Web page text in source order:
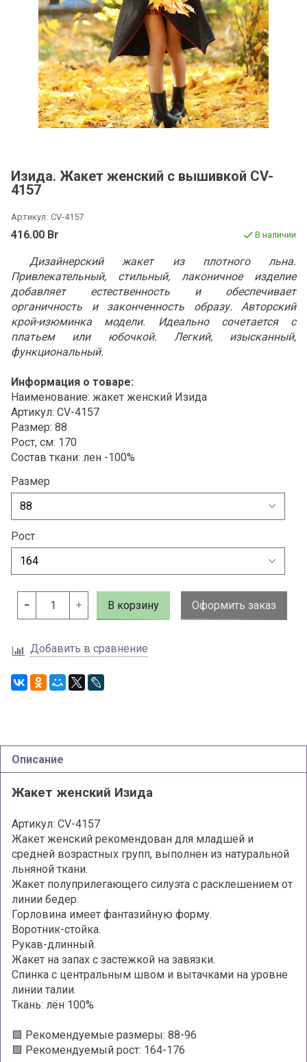
Изида. Жакет женский с вышивкой CV-
4157
Артикул: CV-4157
416.00 Br В наличии
Дизайнерский жакет из плотного льна.
Привлекательный, стильный, лаконичное изделие
добавляет естественность и обеспечивает
органичность и законченность образу. Авторский
крой-изюминка модели. Идеально сочетается с
платьем или юбочкой. Легкий, изысканный,
функциональный.
Информация о товаре:
Наименование: жакет женский Изида
Артикул: CV-4157
Размер: 88
Рост, см: 170
Состав ткани: лен -100%
Размер
Рост
В корзину Оформить заказ
Добавить в сравнение
Описание
Жакет женский Изида
Артикул: CV-4157
Жакет женский рекомендован для младшей и
средней возрастных групп, выполнен из натуральной
льняной ткани.
Жакет полуприлегающего силуэта с расклешением от
линии бедер.
Горловина имеет фантазийную форму.
Воротник-стойка.
Рукав-длинный.
Жакет на запах с застежкой на завязки.
Спинка с центральным швом и вытачками на уровне
линии талии.
Ткань: лён 100%
🟩 Рекомендуемые размеры: 88-96
🟩 Рекомендуемый рост: 164-176